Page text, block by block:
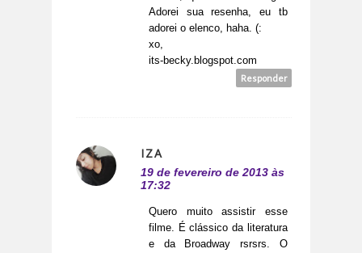
Adorei sua resenha, eu tb
adorei o elenco, haha. (:
xo,
its-becky.blogspot.com
Responder
IZA
19 de fevereiro de 2013 às
17:32
Quero muito assistir esse
filme. É clássico da literatura
e da Broadway rsrsrs. O